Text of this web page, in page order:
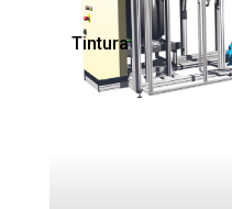
Tintura